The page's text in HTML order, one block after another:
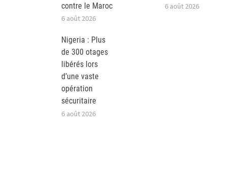
contre le Maroc
6 août 2026
6 août 2026
Nigeria : Plus
de 300 otages
libérés lors
d’une vaste
opération
sécuritaire
6 août 2026